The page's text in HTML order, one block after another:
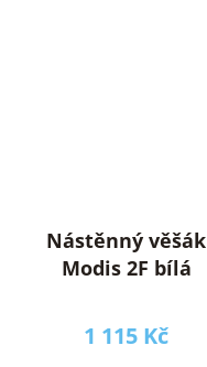
Nástěnný věšák
Modis 2F bílá
1 115 Kč